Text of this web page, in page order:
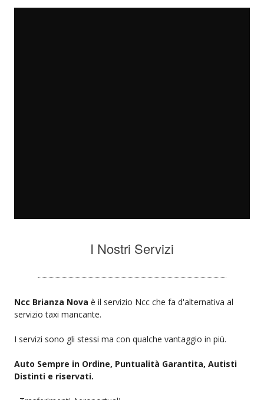
I Nostri Servizi
Ncc Brianza Nova è il servizio Ncc che fa d'alternativa al
servizio taxi mancante.
I servizi sono gli stessi ma con qualche vantaggio in più.
Auto Sempre in Ordine, Puntualità Garantita, Autisti
Distinti e riservati.